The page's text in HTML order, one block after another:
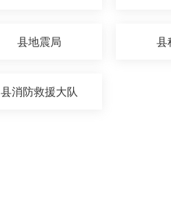
县地震局 县
县消防救援大队